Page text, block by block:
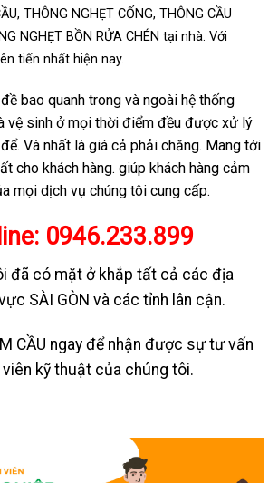
THÔNG NGHẸT CỐNG, THÔNG CẦU
NGHẸT BỒN RỬA CHÉN tại nhà. Với
tiến nhất hiện nay.
bao quanh trong và ngoài hệ thống
vệ sinh ở mọi thời điểm đều được xử lý
Và nhất là giá cả phải chăng. Mang tới
cho khách hàng. giúp khách hàng cảm
mọi dịch vụ chúng tôi cung cấp.
0946.233.899
đã có mặt ở khắp tất cả các địa
SÀI GÒN và các tỉnh lân cận.
CẦU ngay để nhận được sự tư vấn
kỹ thuật của chúng tôi.